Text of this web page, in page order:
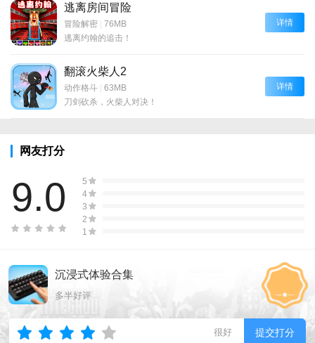
逃离房间冒险
冒险解密 | 76MB
逃离约翰的追击！
详情
翻滚火柴人2
动作格斗 | 63MB
刀剑砍杀，火柴人对决！
详情
网友打分
9.0
5
4
3
2
1
沉浸式体验合集
多半好评
很好 提交打分